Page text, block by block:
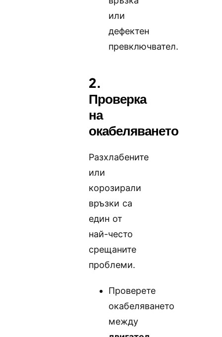
или
дефектен
превключвател.
2.
Проверка
на
окабеляването
Разхлабените
или
корозирали
връзки са
един от
най-често
срещаните
проблеми.
Проверете
окабеляването
между